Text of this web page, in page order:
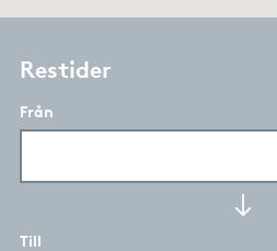
Restider
Från
Till